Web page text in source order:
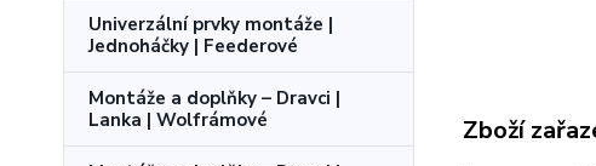
Univerzální prvky montáže |
Jednoháčky | Feederové
Montáže a doplňky – Dravci |
Lanka | Wolfrámové
Zboží